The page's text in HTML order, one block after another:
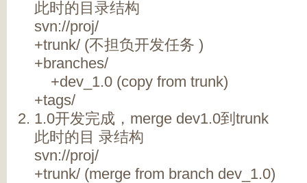
此时的目录结构
svn://proj/
+trunk/ (不担负开发任务 )
+branches/
+dev_1.0 (copy from trunk)
+tags/
1.0开发完成，merge dev1.0到trunk
此时的目 录结构
svn://proj/
+trunk/ (merge from branch dev_1.0)